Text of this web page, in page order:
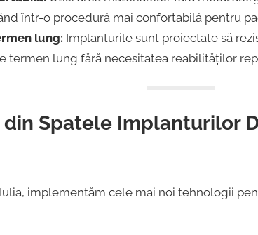
într-o procedură mai confortabilă pentru
lung: Implanturile sunt proiectate să
termen lung fără necesitatea reabilităților
Spatele Implanturilor
implementăm cele mai noi tehnologii